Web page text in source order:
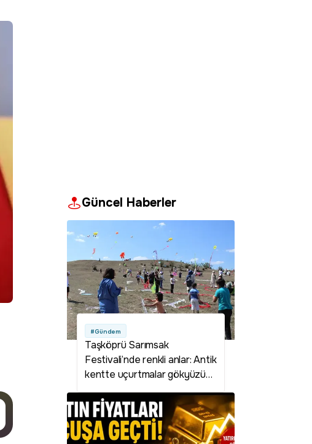
Güncel Haberler
#Gündem
Taşköprü Sarımsak
Festivali’nde renkli anlar: Antik
kentte uçurtmalar gökyüzünü